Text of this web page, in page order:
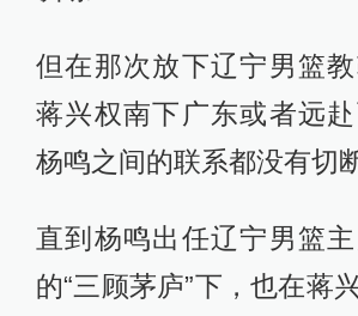
但在那次放下辽宁男篮
蒋兴权南下广东或者远
杨鸣之间的联系都没有切
直到杨鸣出任辽宁男篮
的“三顾茅庐”下，也在蒋